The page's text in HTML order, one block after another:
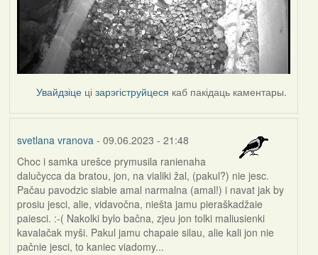
Увайдзіце цізарэгіструйцеся каб пакідаць каментары.
svetlana vranova- 09.06.2023 - 21:48
Choc i samka urešce prymusila ranienaha
dalučycca da bratou, jon, na vialiki žal, (pakul?) nie jesc.
Pačau pavodzic siabie amal narmalna (amal!) i navat jak by
prosiu jesci, alie, vidavočna, niešta jamu pieraškadžaie
paiesci. :-( Nakolki bylo bačna, zjeu jon tolki maliusienki
kavalačak myši. Pakul jamu chapaie silau, alie kali jon nie
pačnie jesci, to kaniec viadomy...